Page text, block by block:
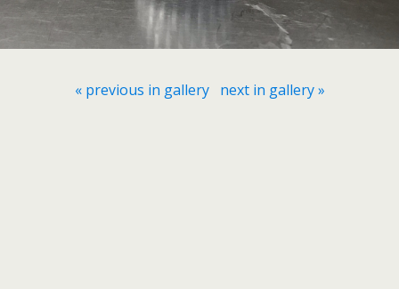
« previous in gallery next in gallery »